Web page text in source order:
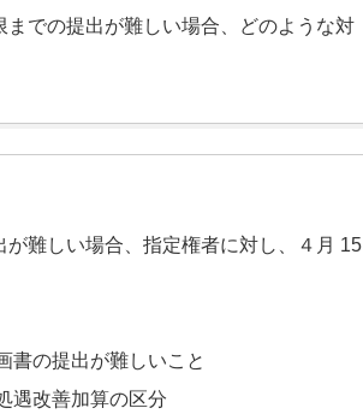
での提出が難しい場合、どのような対
難しい場合、指定権者に対し、４月 15
書の提出が難しいこと
遇改善加算の区分